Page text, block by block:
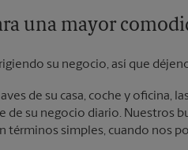
una mayor
su negocio, así que
de su casa, coche y oficina,
de su negocio diario. Nuestros
términos simples, cuando nos